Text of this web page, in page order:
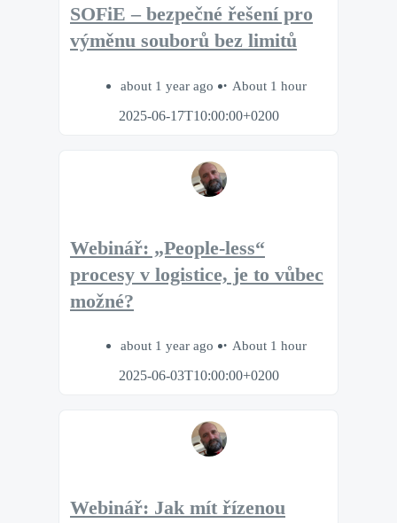
SOFiE – bezpečné řešení pro
výměnu souborů bez limitů
about 1 year ago
About 1 hour
2025-06-17T10:00:00+0200
Webinář: „People-less“
procesy v logistice, je to vůbec
možné?
about 1 year ago
About 1 hour
2025-06-03T10:00:00+0200
Webinář: Jak mít řízenou